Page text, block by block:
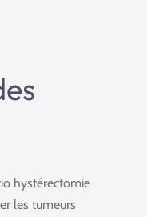
hystérectomie
les tumeurs